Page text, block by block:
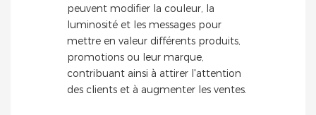
peuvent modifier la couleur, la
luminosité et les messages pour
mettre en valeur différents produits,
promotions ou leur marque,
contribuant ainsi à attirer l'attention
des clients et à augmenter les ventes.